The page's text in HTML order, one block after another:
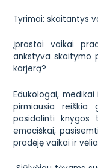
Tyrimai: skaitantys
Įprastai vaikai
ankstyva skaitymo
karjerą?
Edukologai,
pirmiausia reiškia
pasidalinti knygos
emociškai,
pradėję vaikai ir